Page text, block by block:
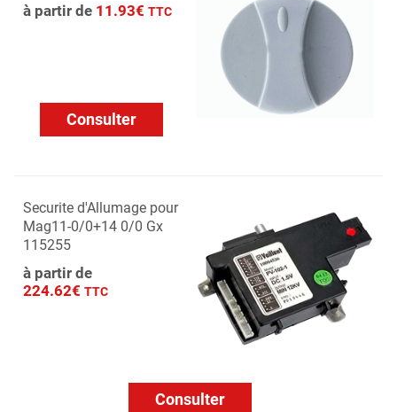
à partir de 11.93€ TTC
Consulter
Securite d'Allumage pour
Mag11-0/0+14 0/0 Gx
115255
à partir de
224.62€ TTC
Consulter